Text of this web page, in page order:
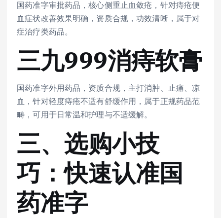
国药准字审批药品，核心侧重止血敛疮，针对痔疮便
血症状改善效果明确，资质合规，功效清晰，属于对
症治疗类药品。
三九999消痔软膏
国药准字外用药品，资质合规，主打消肿、止痛、凉
血，针对轻度痔疮不适有舒缓作用，属于正规药品范
畴，可用于日常温和护理与不适缓解。
三、选购小技
巧：快速认准国
药准字